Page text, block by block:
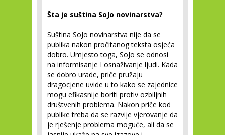
Šta je suština SoJo novinarstva?
Suština SoJo novinarstva nije da se
publika nakon pročitanog teksta osjeća
dobro. Umjesto toga, SoJo se odnosi
na informisanje I osnaživanje ljudi. Kada
se dobro urade, priče pružaju
dragocjene uvide u to kako se zajednice
mogu efikasnije boriti protiv ozbiljnih
društvenih problema. Nakon priče kod
publike treba da se razvije vjerovanje da
je rješenje problema moguće, ali da se